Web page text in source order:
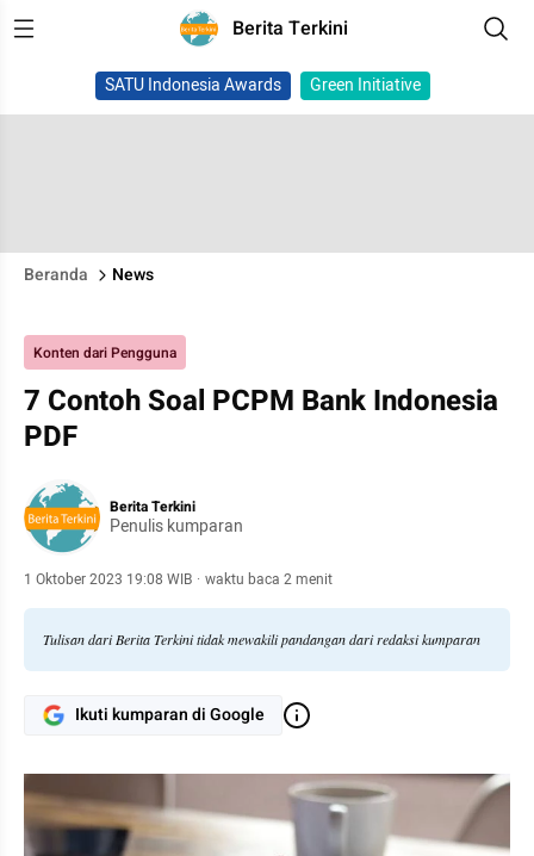
Berita Terkini
SATU Indonesia Awards Green Initiative
Beranda News
Konten dari Pengguna
7 Contoh Soal PCPM Bank Indonesia
PDF
Berita Terkini
Penulis kumparan
1 Oktober 2023 19:08 WIB · waktu baca 2 menit
Tulisan dari Berita Terkini tidak mewakili pandangan dari redaksi kumparan
Ikuti kumparan di Google